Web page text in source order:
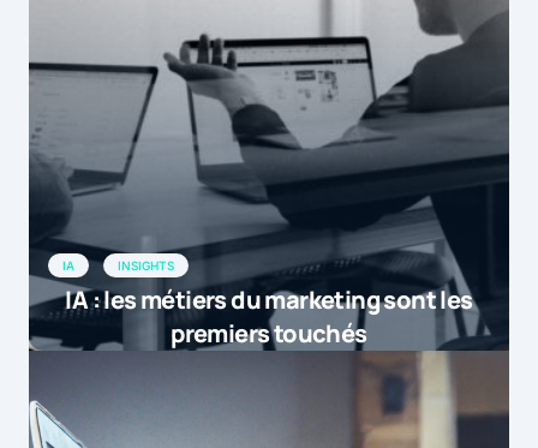
IA INSIGHTS
IA : les métiers du marketing sont les
premiers touchés